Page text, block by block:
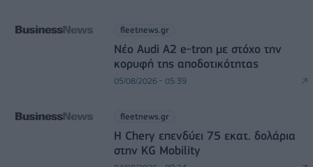
fleetnews.gr
Νέο Audi A2 e-tron με στόχο την
κορυφή της αποδοτικότητας
05/08/2026 - 05:39
fleetnews.gr
Η Chery επενδύει 75 εκατ. δολάρια
στην KG Mobility